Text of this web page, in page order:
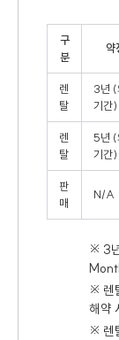
구
분
약
렌
탈
3년 (
기간)
렌
탈
5년 (
기간)
판
매
N/A
※ 3
※ 렌
해약
※ 렌